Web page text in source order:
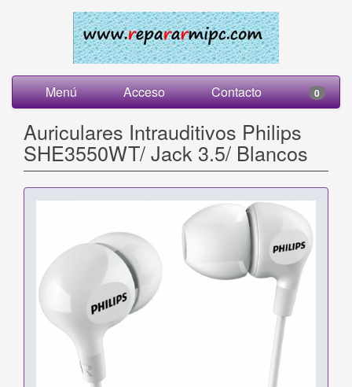
Menú Acceso Contacto 0
Auriculares Intrauditivos Philips
SHE3550WT/ Jack 3.5/ Blancos